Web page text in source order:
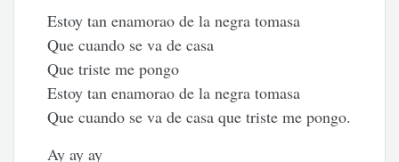
Estoy tan enamorao de la negra tomasa
Que cuando se va de casa
Que triste me pongo
Estoy tan enamorao de la negra tomasa
Que cuando se va de casa que triste me pongo.
Ay ay ay